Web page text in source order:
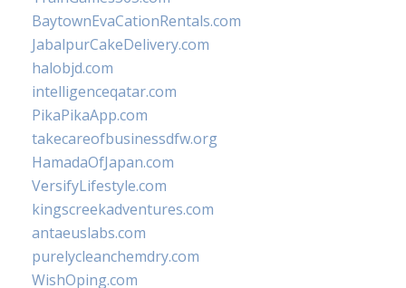
BaytownEvaCationRentals.com
JabalpurCakeDelivery.com
halobjd.com
intelligenceqatar.com
PikaPikaApp.com
takecareofbusinessdfw.org
HamadaOfJapan.com
VersifyLifestyle.com
kingscreekadventures.com
antaeuslabs.com
purelycleanchemdry.com
WishOping.com